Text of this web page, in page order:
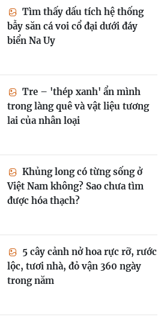
Tìm thấy dấu tích hệ thống
bẫy săn cá voi cổ đại dưới đáy
biển Na Uy
Tre – 'thép xanh' ẩn mình
trong làng quê và vật liệu tương
lai của nhân loại
Khủng long có từng sống ở
Việt Nam không? Sao chưa tìm
được hóa thạch?
5 cây cảnh nở hoa rực rỡ, rước
lộc, tươi nhà, đỏ vận 360 ngày
trong năm